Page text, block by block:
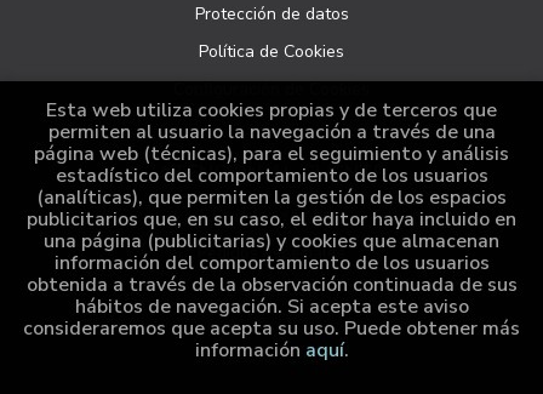
Protección de datos
Política de Cookies
Configuración de Cookies
ATENCIÓN AL CLIENTE
Quiénes somos
Pedidos especiales
Distribución
Esta web utiliza cookies propias y de terceros que
permiten al usuario la navegación a través de una
página web (técnicas), para el seguimiento y análisis
estadístico del comportamiento de los usuarios
(analíticas), que permiten la gestión de los espacios
publicitarios que, en su caso, el editor haya incluido en
una página (publicitarias) y cookies que almacenan
información del comportamiento de los usuarios
obtenida a través de la observación continuada de sus
hábitos de navegación. Si acepta este aviso
consideraremos que acepta su uso. Puede obtener más
información aquí.